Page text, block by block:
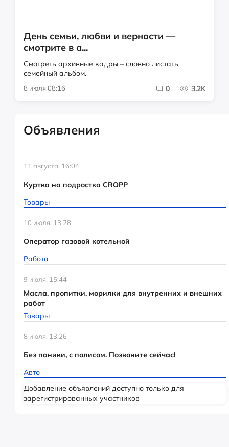
День семьи, любви и верности —
смотрите в а...
Смотреть архивные кадры – словно листать
семейный альбом.
8 июля 08:16 0 3.2K
Объявления
11 августа, 16:04
Куртка на подростка CROPP
Товары
10 июля, 13:28
Оператор газовой котельной
Работа
9 июля, 15:44
Масла, пропитки, морилки для внутренних и внешних
работ
Товары
8 июля, 13:26
Без паники, с полисом. Позвоните сейчас!
Авто
Добавление объявлений доступно только для
зарегистрированных участников